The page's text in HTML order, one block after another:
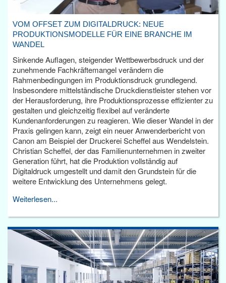
VOM OFFSET ZUM DIGITALDRUCK: NEUE
PRODUKTIONSMODELLE FÜR EINE BRANCHE IM
WANDEL
Sinkende Auflagen, steigender Wettbewerbsdruck und der
zunehmende Fachkräftemangel verändern die
Rahmenbedingungen im Produktionsdruck grundlegend.
Insbesondere mittelständische Druckdienstleister stehen vor
der Herausforderung, ihre Produktionsprozesse effizienter zu
gestalten und gleichzeitig flexibel auf veränderte
Kundenanforderungen zu reagieren. Wie dieser Wandel in der
Praxis gelingen kann, zeigt ein neuer Anwenderbericht von
Canon am Beispiel der Druckerei Scheffel aus Wendelstein.
Christian Scheffel, der das Familienunternehmen in zweiter
Generation führt, hat die Produktion vollständig auf
Digitaldruck umgestellt und damit den Grundstein für die
weitere Entwicklung des Unternehmens gelegt.
Weiterlesen...